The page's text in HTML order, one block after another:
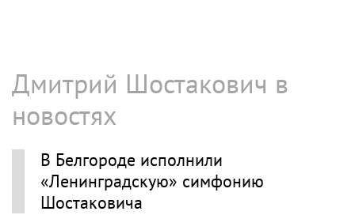
Дмитрий Шостакович в
новостях
В Белгороде исполнили
«Ленинградскую» симфонию
Шостаковича